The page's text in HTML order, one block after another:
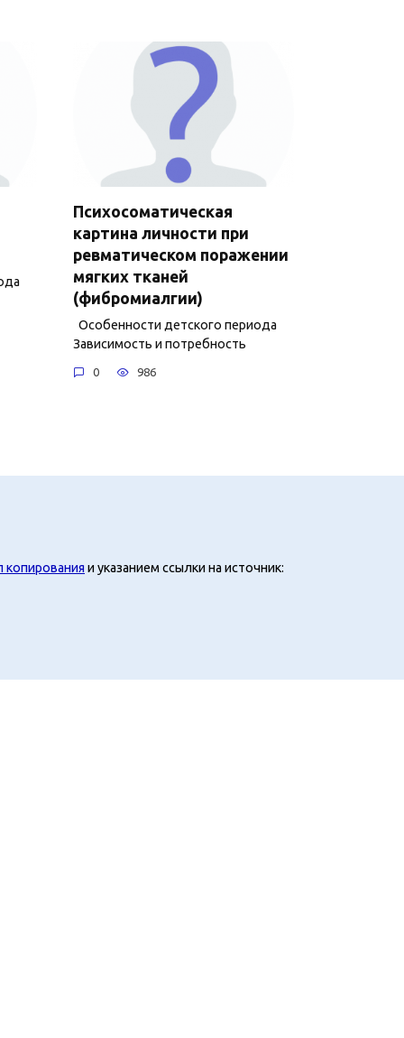
Психосоматическая
картина личности при
ревматическом поражении
мягких тканей
(фибромиалгии)
Особенности детского периода
Зависимость и потребность
0 986
копирования и указанием ссылки на источник: